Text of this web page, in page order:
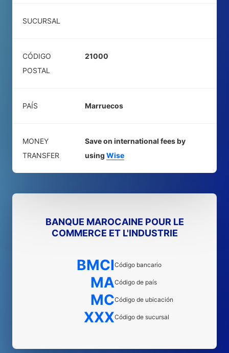
SUCURSAL
CÓDIGO
POSTAL
21000
PAÍS Marruecos
MONEY
TRANSFER
Save on international fees by
using Wise
BANQUE MAROCAINE POUR LE
COMMERCE ET L'INDUSTRIE
BMCICódigo bancario
MACódigo de país
MCCódigo de ubicación
XXXCódigo de sucursal